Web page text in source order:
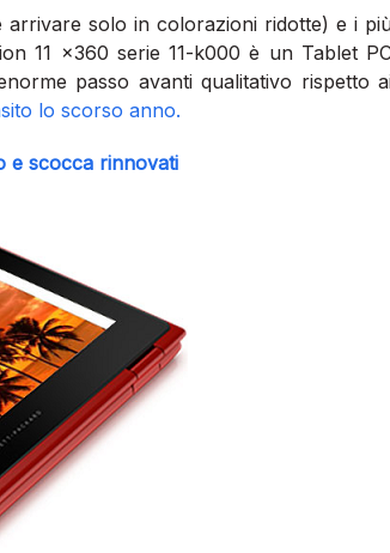
arrivare solo in colorazioni ridotte) e i
11 x360 serie 11-k000 è un Tablet
passo avanti qualitativo rispetto
lo scorso anno.
e scocca rinnovati